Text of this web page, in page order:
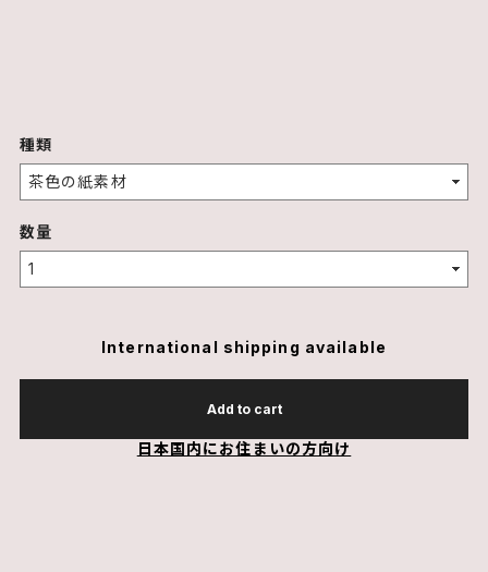
種類
数量
International shipping available
Add to cart
日本国内にお住まいの方向け